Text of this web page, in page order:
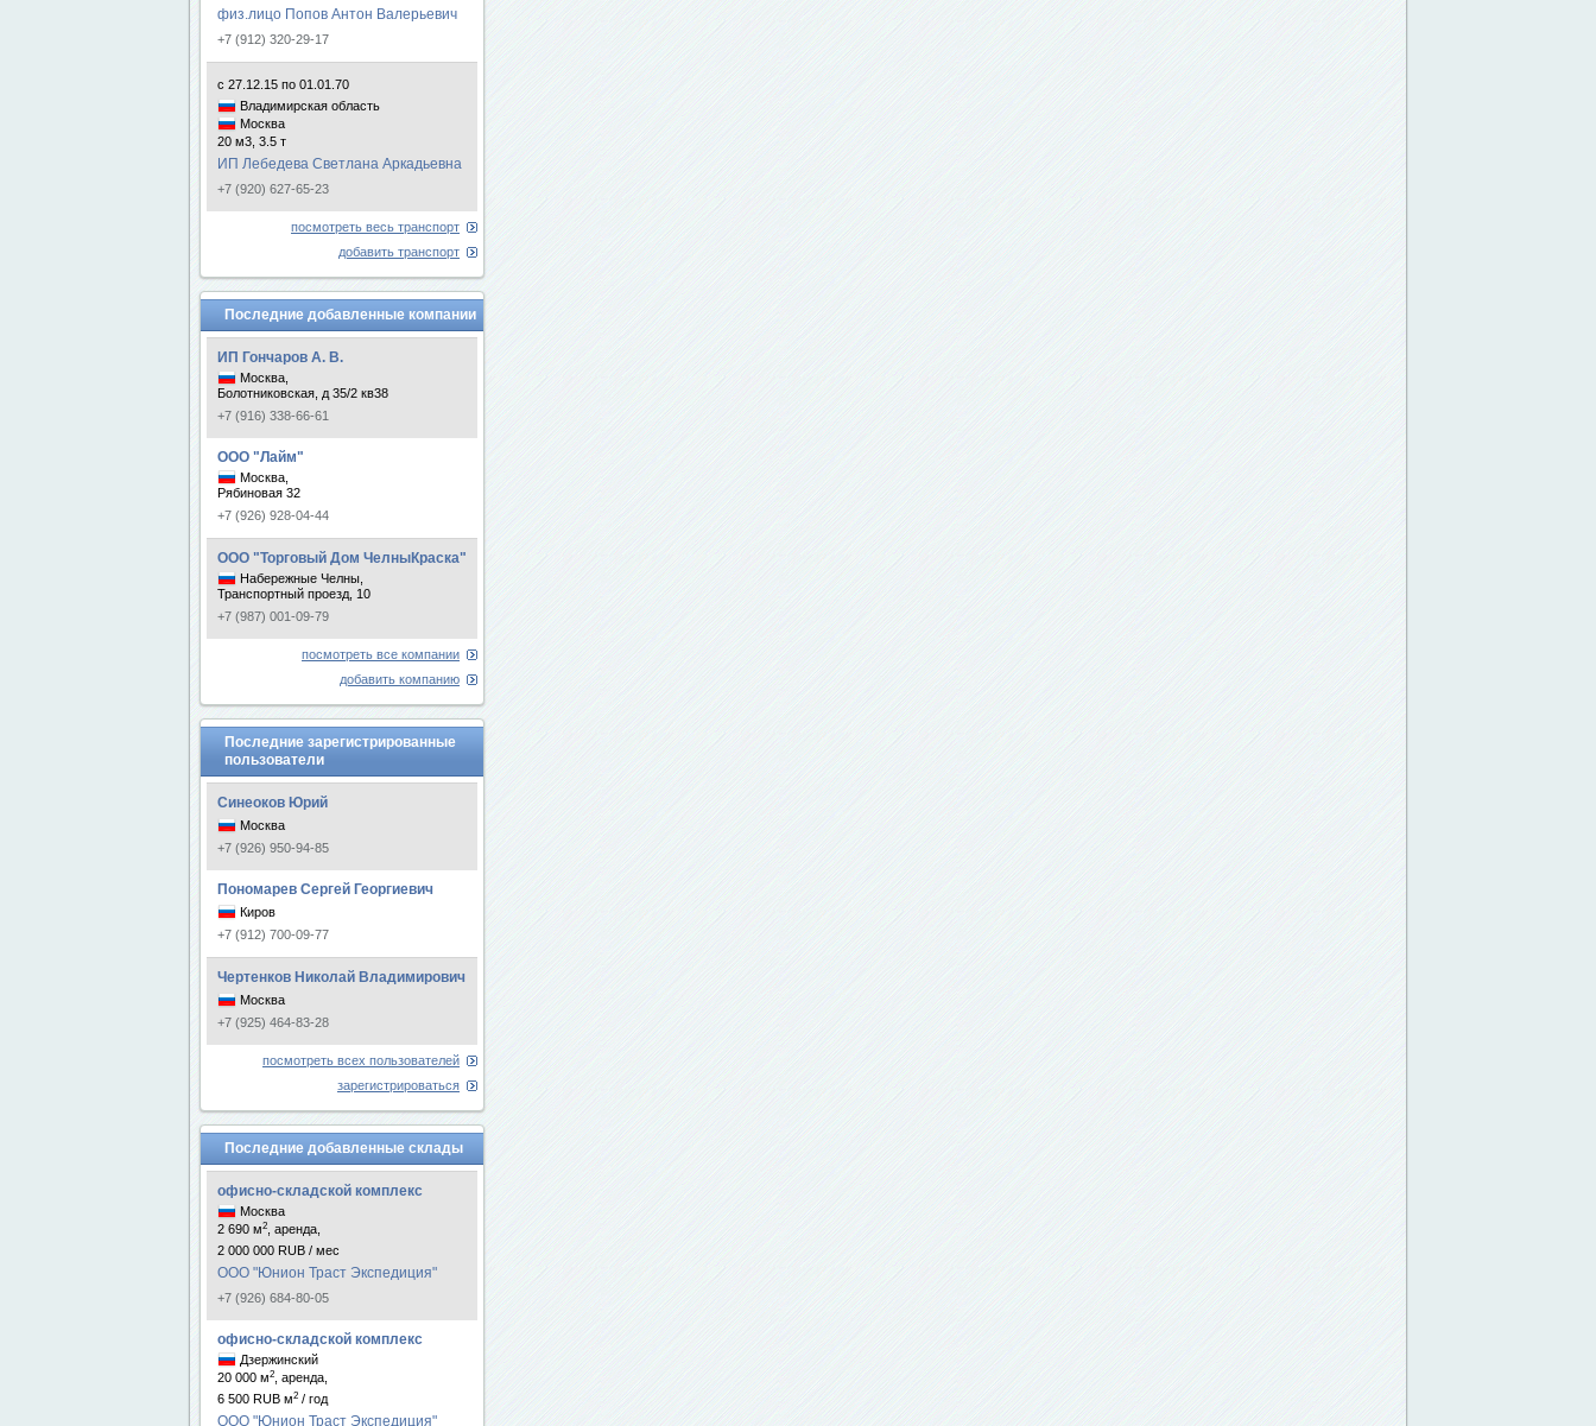
физ.лицо Попов Антон Валерьевич
+7 (912) 320-29-17
с 27.12.15 по 01.01.70
Владимирская область
Москва
20 м3, 3.5 т
ИП Лебедева Светлана Аркадьевна
+7 (920) 627-65-23
посмотреть весь транспорт
добавить транспорт
Последние добавленные компании
ИП Гончаров А. В.
Москва,
Болотниковская, д 35/2 кв38
+7 (916) 338-66-61
ООО "Лайм"
Москва,
Рябиновая 32
+7 (926) 928-04-44
ООО "Торговый Дом ЧелныКраска"
Набережные Челны,
Транспортный проезд, 10
+7 (987) 001-09-79
посмотреть все компании
добавить компанию
Последние зарегистрированные
пользователи
Синеоков Юрий
Москва
+7 (926) 950-94-85
Пономарев Сергей Георгиевич
Киров
+7 (912) 700-09-77
Чертенков Николай Владимирович
Москва
+7 (925) 464-83-28
посмотреть всех пользователей
зарегистрироваться
Последние добавленные склады
офисно-складской комплекс
Москва
2 690 м2
, аренда,
2 000 000 RUB / мес
ООО "Юнион Траст Экспедиция"
+7 (926) 684-80-05
офисно-складской комплекс
Дзержинский
20 000 м2
, аренда,
6 500 RUB м2 / год
ООО "Юнион Траст Экспедиция"